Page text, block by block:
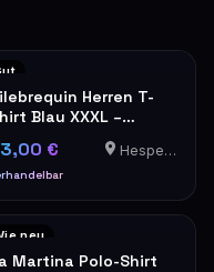
Herren T-
Blau XXXL –
€ Hesperange
neu
Martina Polo-Shirt